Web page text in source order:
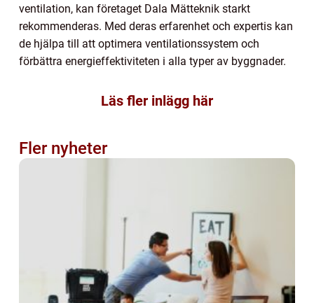
ventilation, kan företaget Dala Mätteknik starkt
rekommenderas. Med deras erfarenhet och expertis kan
de hjälpa till att optimera ventilationssystem och
förbättra energieffektiviteten i alla typer av byggnader.
Läs fler inlägg här
Fler nyheter